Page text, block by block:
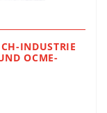
INDUSTRIE
OCME-